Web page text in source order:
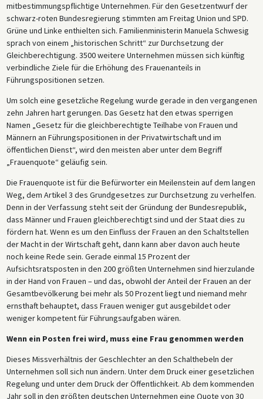
mitbestimmungspflichtige Unternehmen. Für den Gesetzentwurf der
schwarz-roten Bundesregierung stimmten am Freitag Union und SPD.
Grüne und Linke enthielten sich. Familienministerin Manuela Schwesig
sprach von einem „historischen Schritt“ zur Durchsetzung der
Gleichberechtigung. 3500 weitere Unternehmen müssen sich künftig
verbindliche Ziele für die Erhöhung des Frauenanteils in
Führungspositionen setzen.
Um solch eine gesetzliche Regelung wurde gerade in den vergangenen
zehn Jahren hart gerungen. Das Gesetz hat den etwas sperrigen
Namen „Gesetz für die gleichberechtigte Teilhabe von Frauen und
Männern an Führungspositionen in der Privatwirtschaft und im
öffentlichen Dienst“, wird den meisten aber unter dem Begriff
„Frauenquote“ geläufig sein.
Die Frauenquote ist für die Befürworter ein Meilenstein auf dem langen
Weg, dem Artikel 3 des Grundgesetzes zur Durchsetzung zu verhelfen.
Denn in der Verfassung steht seit der Gründung der Bundesrepublik,
dass Männer und Frauen gleichberechtigt sind und der Staat dies zu
fördern hat. Wenn es um den Einfluss der Frauen an den Schaltstellen
der Macht in der Wirtschaft geht, dann kann aber davon auch heute
noch keine Rede sein. Gerade einmal 15 Prozent der
Aufsichtsratsposten in den 200 größten Unternehmen sind hierzulande
in der Hand von Frauen – und das, obwohl der Anteil der Frauen an der
Gesamtbevölkerung bei mehr als 50 Prozent liegt und niemand mehr
ernsthaft behauptet, dass Frauen weniger gut ausgebildet oder
weniger kompetent für Führungsaufgaben wären.
Wenn ein Posten frei wird, muss eine Frau genommen werden
Dieses Missverhältnis der Geschlechter an den Schalthebeln der
Unternehmen soll sich nun ändern. Unter dem Druck einer gesetzlichen
Regelung und unter dem Druck der Öffentlichkeit. Ab dem kommenden
Jahr soll in den größten deutschen Unternehmen eine Quote von 30